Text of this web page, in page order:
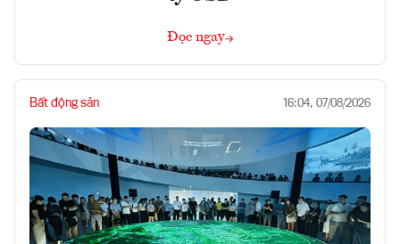
Đọc ngay
Bất động sản 16:04, 07/08/2026